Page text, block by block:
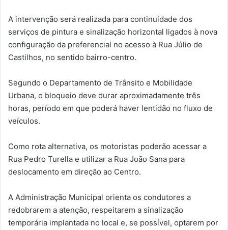
A intervenção será realizada para continuidade dos
serviços de pintura e sinalização horizontal ligados à nova
configuração da preferencial no acesso à Rua Júlio de
Castilhos, no sentido bairro-centro.
Segundo o Departamento de Trânsito e Mobilidade
Urbana, o bloqueio deve durar aproximadamente três
horas, período em que poderá haver lentidão no fluxo de
veículos.
Como rota alternativa, os motoristas poderão acessar a
Rua Pedro Turella e utilizar a Rua João Sana para
deslocamento em direção ao Centro.
A Administração Municipal orienta os condutores a
redobrarem a atenção, respeitarem a sinalização
temporária implantada no local e, se possível, optarem por